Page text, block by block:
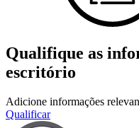
Qualifique as
escritório
Adicione informações
Qualificar